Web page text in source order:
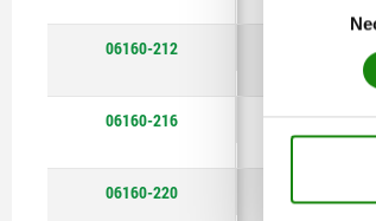
06160-212
06160-216 80 50
06160-220